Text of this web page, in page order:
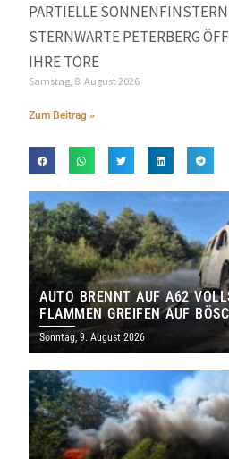
PARTIELLE
STERNWARTE PETERBERG
IHRE TORE
Samstag, 8. August 2026
Zum Beitrag »
AUTO BRENNT AUF A62
FLAMMEN GREIFEN AUF
Sonntag, 9. August 2026